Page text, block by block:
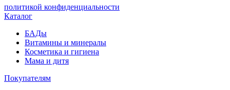
политикой конфиденциальности
Каталог
БАДы
Витамины и минералы
Косметика и гигиена
Мама и дитя
Покупателям